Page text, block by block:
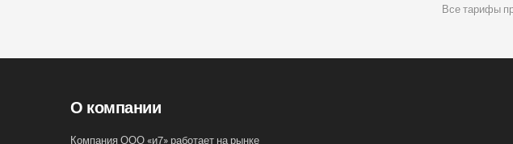
Все тарифы
О компании
Компания ООО «и7» работает на рынке